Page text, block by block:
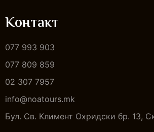
Контакт
077 993 903
077 809 859
02 307 7957
info@noatours.mk
Бул. Св. Климент Охридски бр. 13,